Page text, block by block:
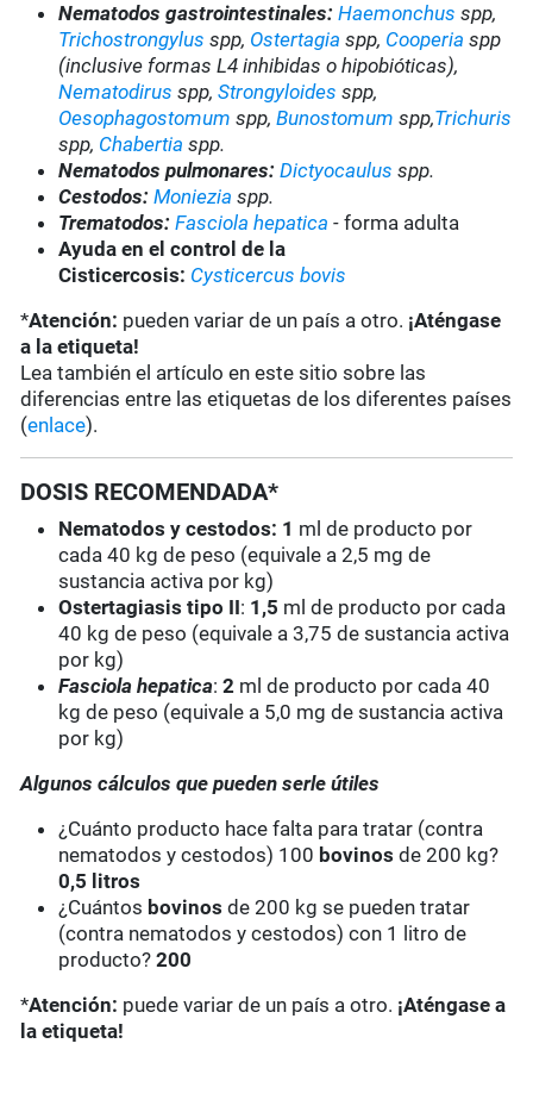
Nematodos gastrointestinales: Haemonchus spp,
Trichostrongylus spp, Ostertagia spp, Cooperia spp
(inclusive formas L4 inhibidas o hipobióticas),
Nematodirus spp,Strongyloides spp,
Oesophagostomum spp,Bunostomum spp,Trichuris
spp, Chabertia spp.
Nematodos pulmonares: Dictyocaulus spp.
Cestodos: Moniezia spp.
Trematodos: Fasciola hepatica -forma adulta
Ayuda en el control de la
Cisticercosis: Cysticercus bovis
*Atención: pueden variar de un país a otro. ¡Aténgase
a la etiqueta!
Lea también el artículo en este sitio sobre las
diferencias entre las etiquetas de los diferentes países
(enlace).
DOSIS RECOMENDADA*
Nematodos y cestodos: 1 ml de producto por
cada 40 kg de peso (equivale a 2,5 mg de
sustancia activa por kg)
Ostertagiasis tipo II: 1,5 ml de producto por cada
40 kg de peso (equivale a 3,75 de sustancia activa
por kg)
Fasciola hepatica:2 ml de producto por cada 40
kg de peso (equivale a 5,0 mg de sustancia activa
por kg)
Algunos cálculos que pueden serle útiles
¿Cuánto producto hace falta para tratar (contra
nematodos y cestodos) 100 bovinos de 200 kg?
0,5 litros
¿Cuántos bovinos de 200 kg se pueden tratar
(contra nematodos y cestodos) con 1 litro de
producto?200
*Atención: puede variar de un país a otro. ¡Aténgase a
la etiqueta!